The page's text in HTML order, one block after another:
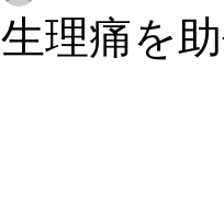
生理痛を